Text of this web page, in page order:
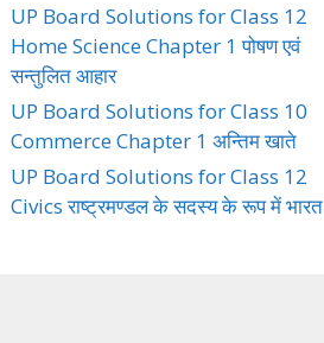
UP Board Solutions for Class 12
Home Science Chapter 1 पोषण एवं
सन्तुलित आहार
UP Board Solutions for Class 10
Commerce Chapter 1 अन्तिम खाते
UP Board Solutions for Class 12
Civics राष्ट्रमण्डल के सदस्य के रूप में भारत